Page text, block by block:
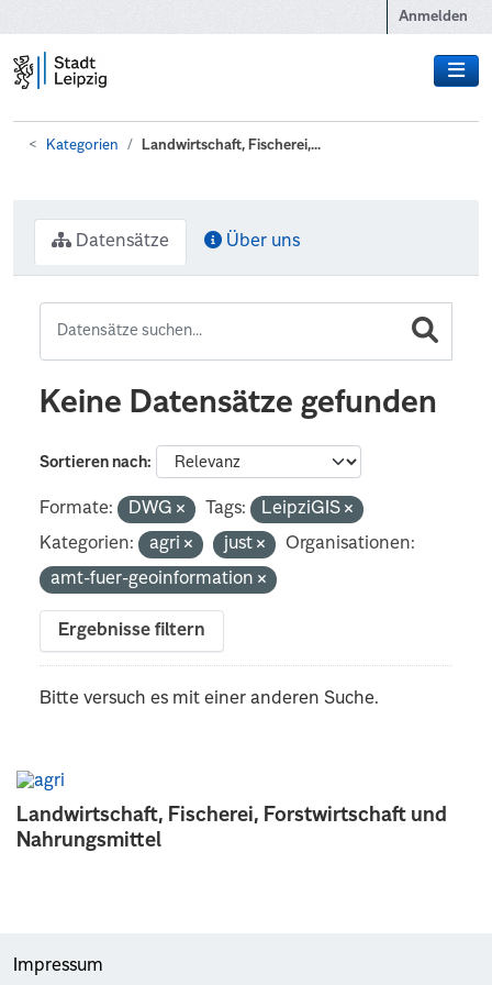
Anmelden
Kategorien Landwirtschaft, Fischerei,...
Landwirtschaft, Fischerei, Forstwirtschaft und
Nahrungsmittel
Datensätze Über uns
Keine Datensätze gefunden
Sortieren nach
Formate: DWG Tags:
LeipziGIS
Kategorien:
agri just
Organisationen:
amt-fuer-geoinformation
Ergebnisse filtern
Bitte versuch es mit einer anderen Suche.
Impressum